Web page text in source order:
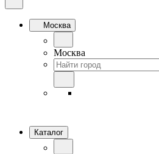
Москва
Москва
Каталог